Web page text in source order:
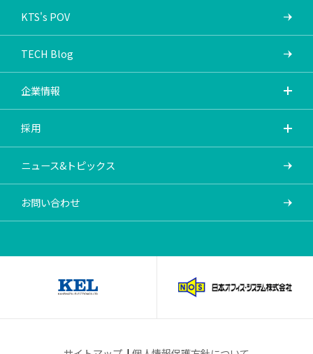
KTS's POV
TECH Blog
企業情報
採用
ニュース&トピックス
お問い合わせ